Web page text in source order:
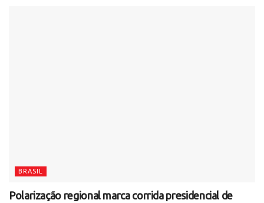
BRASIL
Polarização regional marca corrida presidencial de